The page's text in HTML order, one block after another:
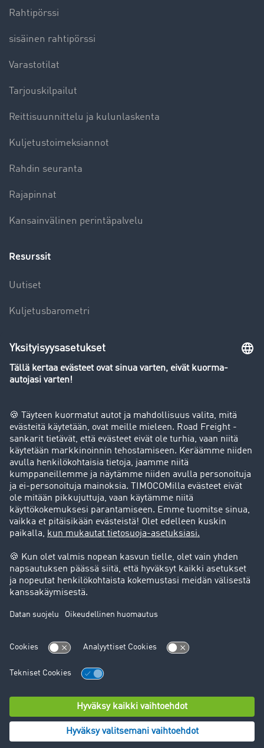
Rahtipörssi
sisäinen rahtipörssi
Varastotilat
Tarjouskilpailut
Reittisuunnittelu ja kulunlaskenta
Kuljetustoimeksiannot
Rahdin seuranta
Rajapinnat
Kansainvälinen perintäpalvelu
Resurssit
Uutiset
Kuljetusbarometri
Yleiskatsaus rahtipörssiin
Success stories
Asiakassuosittelut
Goodies
Tukipalvelu
Tukipalvelu
Oikeudelliset asiat
Julkaisutiedot
Yleiset käyttöehdot
© TIMOCOM GmbH 2024. Kaikki oikeudet pidätetään.